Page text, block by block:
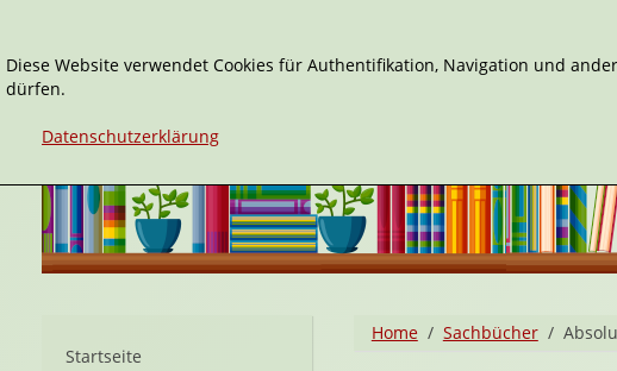
Home Sachbücher
Startseite
Diese Website verwendet Cookies für Authentifikation, Navigation und
dürfen.
Datenschutzerklärung